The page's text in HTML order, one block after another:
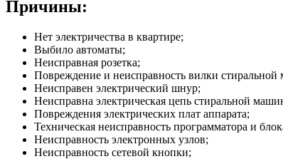
Причины:
Нет электричества в квартире;
Выбило автоматы;
Неисправная розетка;
Повреждение и неисправность вилки
Неисправен электрический шнур;
Неисправна электрическая цепь стиральной
Повреждения электрических плат аппарата;
Техническая неисправность программатора и
Неисправность электронных узлов;
Неисправность сетевой кнопки;